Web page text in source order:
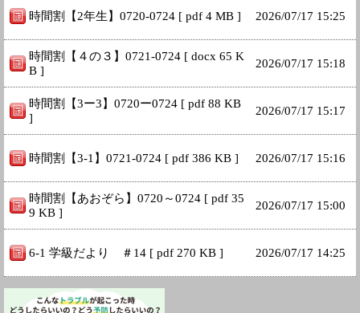
時間割【2年生】0720‐0724 [ pdf 4 MB ] 2026/07/17 15:25
時間割【４の３】0721-0724 [ docx 65 K
B ]
2026/07/17 15:18
時間割【3ー3】0720ー0724 [ pdf 88 KB
]
2026/07/17 15:17
時間割【3-1】0721-0724 [ pdf 386 KB ] 2026/07/17 15:16
時間割【あおぞら】0720～0724 [ pdf 35
9 KB ]
2026/07/17 15:00
6-1 学級だより ＃14 [ pdf 270 KB ] 2026/07/17 14:25